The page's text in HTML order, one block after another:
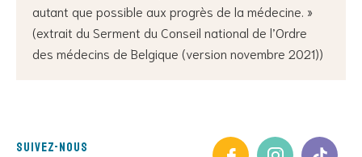
autant que possible aux progrès de la médecine. »
(extrait du Serment du Conseil national de l’Ordre
des médecins de Belgique (version novembre 2021))
Suivez-nous